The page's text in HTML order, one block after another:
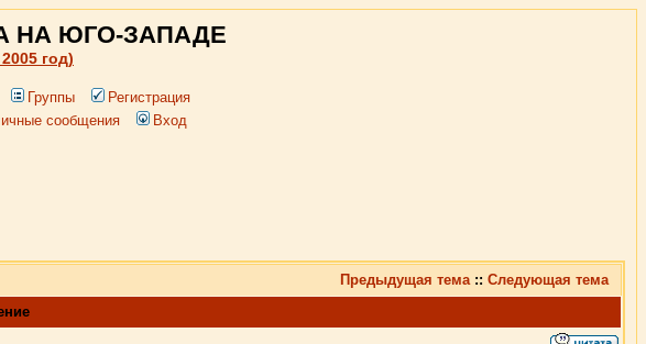
НА ЮГО-ЗАПАДЕ
год)
Группы
Регистрация
сообщения Вход
Предыдущая тема:: Следующая тема